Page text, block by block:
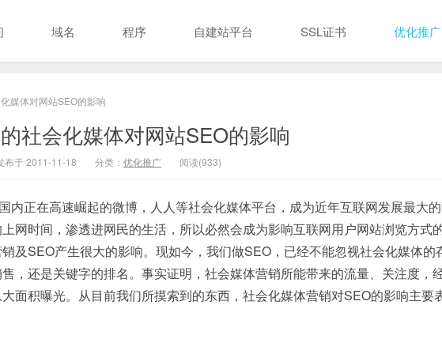
域名 程序 自建站平台 SSL证书 优化推广
媒体对网站SEO的影响
社会化媒体对网站SEO的影响
布于 2011-11-18 分类： 优化推广 阅读(933)
内正在高速崛起的微博，人人等社会化媒体平台，成为近年互联网发展最大
网时间，渗透进网民的生活，所以必然会成为影响互联网用户网站浏览方式
及SEO产生很大的影响。现如今，我们做SEO，已经不能忽视社会化媒体的
，还是关键字的排名。事实证明，社会媒体营销所能带来的流量、关注度，
面积曝光。从目前我们所摸索到的东西，社会化媒体营销对SEO的影响主要